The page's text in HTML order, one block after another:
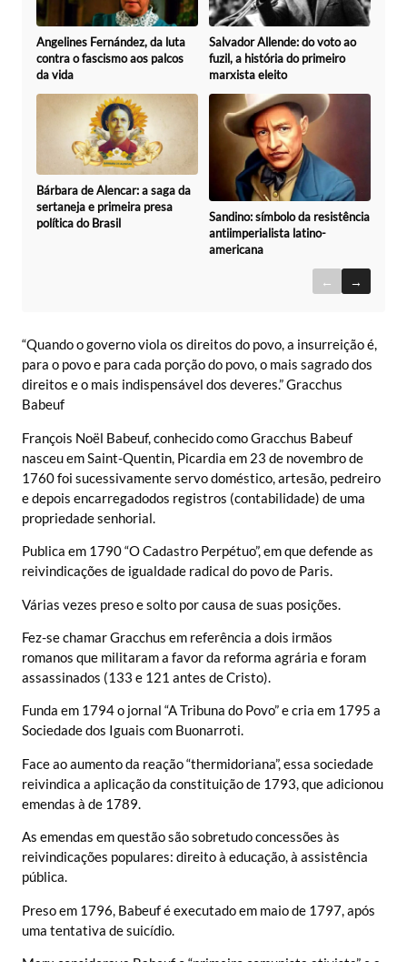
Angelines Fernández, da luta
contra o fascismo aos palcos
da vida
Salvador Allende: do voto ao
fuzil, a história do primeiro
marxista eleito
Bárbara de Alencar: a saga da
sertaneja e primeira presa
política do Brasil
Sandino: símbolo da resistência
antiimperialista latino-
americana
← →
“Quando o governo viola os direitos do povo, a insurreição é,
para o povo e para cada porção do povo, o mais sagrado dos
direitos e o mais indispensável dos deveres.” Gracchus
Babeuf
François Noël Babeuf, conhecido como Gracchus Babeuf
nasceu em Saint-Quentin, Picardia em 23 de novembro de
1760 foi sucessivamente servo doméstico, artesão, pedreiro
e depois encarregadodos registros (contabilidade) de uma
propriedade senhorial.
Publica em 1790 “O Cadastro Perpétuo”, em que defende as
reivindicações de igualdade radical do povo de Paris.
Várias vezes preso e solto por causa de suas posições.
Fez-se chamar Gracchus em referência a dois irmãos
romanos que militaram a favor da reforma agrária e foram
assassinados (133 e 121 antes de Cristo).
Funda em 1794 o jornal “A Tribuna do Povo” e cria em 1795 a
Sociedade dos Iguais com Buonarroti.
Face ao aumento da reação “thermidoriana”, essa sociedade
reivindica a aplicação da constituição de 1793, que adicionou
emendas à de 1789.
As emendas em questão são sobretudo concessões às
reivindicações populares: direito à educação, à assistência
pública.
Preso em 1796, Babeuf é executado em maio de 1797, após
uma tentativa de suicídio.